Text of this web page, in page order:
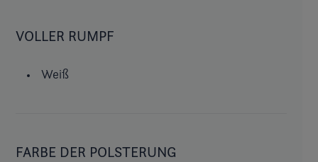
VOLLER RUMPF
Weiß
FARBE DER POLSTERUNG